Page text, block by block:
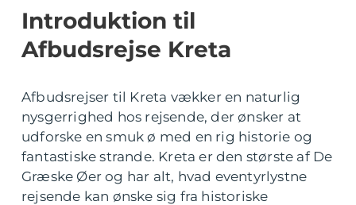
Introduktion til
Afbudsrejse Kreta
Afbudsrejser til Kreta vækker en naturlig
nysgerrighed hos rejsende, der ønsker at
udforske en smuk ø med en rig historie og
fantastiske strande. Kreta er den største af De
Græske Øer og har alt, hvad eventyrlystne
rejsende kan ønske sig fra historiske